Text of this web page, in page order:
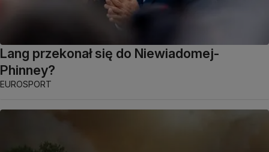
Lang przekonał się do Niewiadomej-
Phinney?
EUROSPORT